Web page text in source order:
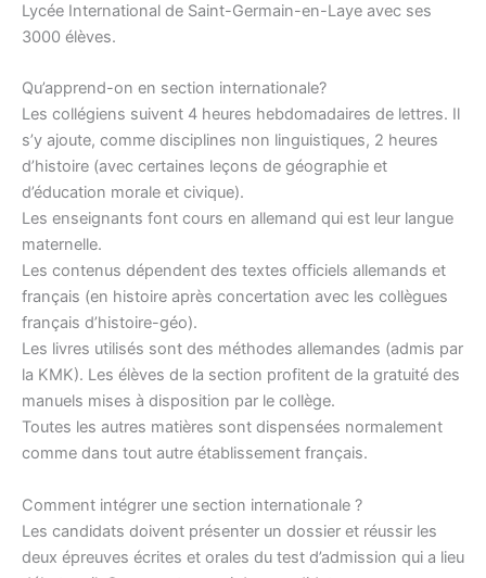
Lycée International de Saint-Germain-en-Laye avec ses
3000 élèves.
Qu’apprend-on en section internationale?
Les collégiens suivent 4 heures hebdomadaires de lettres. Il
s’y ajoute, comme disciplines non linguistiques, 2 heures
d’histoire (avec certaines leçons de géographie et
d’éducation morale et civique).
Les enseignants font cours en allemand qui est leur langue
maternelle.
Les contenus dépendent des textes officiels allemands et
français (en histoire après concertation avec les collègues
français d’histoire-géo).
Les livres utilisés sont des méthodes allemandes (admis par
la KMK). Les élèves de la section profitent de la gratuité des
manuels mises à disposition par le collège.
Toutes les autres matières sont dispensées normalement
comme dans tout autre établissement français.
Comment intégrer une section internationale ?
Les candidats doivent présenter un dossier et réussir les
deux épreuves écrites et orales du test d’admission qui a lieu